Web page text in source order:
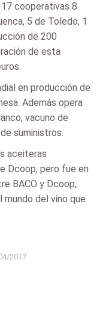
cooperativas 8
5 de Toledo, 1
de 200
de esta
en producción de
Además opera
vacuno de
suministros.
aceiteras
Dcoop, pero fue en
BACO y Dcoop,
mundo del vino que
2017